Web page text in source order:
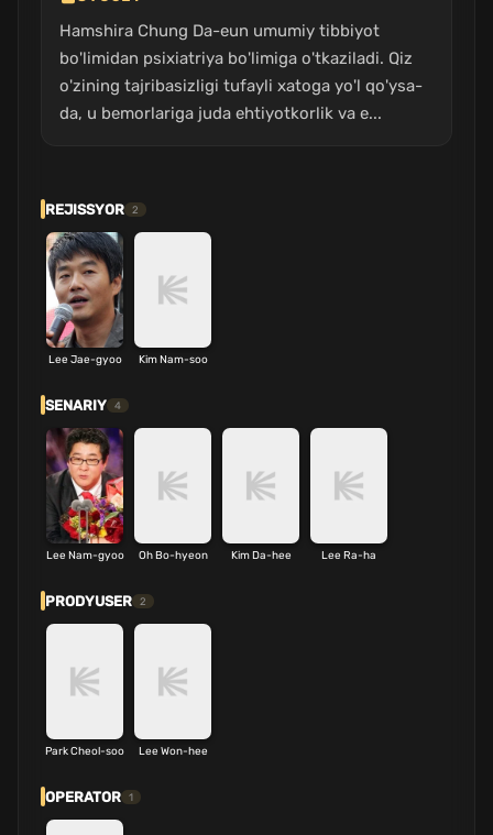
Hamshira Chung Da-eun umumiy tibbiyot
bo'limidan psixiatriya bo'limiga o'tkaziladi. Qiz
o'zining tajribasizligi tufayli xatoga yo'l qo'ysa-
da, u bemorlariga juda ehtiyotkorlik va e...
REJISSYOR 2
Lee Jae-gyoo Kim Nam-soo
SENARIY 4
Lee Nam-gyoo Oh Bo-hyeon Kim Da-hee Lee Ra-ha
PRODYUSER 2
Park Cheol-soo Lee Won-hee
OPERATOR 1